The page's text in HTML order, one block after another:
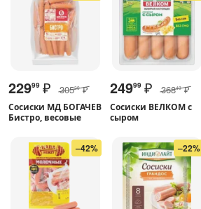
22999 ₽ 30529 ₽
Сосиски МД БОГАЧЕВ
Бистро, весовые
24999 ₽ 36849 ₽
Сосиски ВЕЛКОМ с
сыром
–42% –22%